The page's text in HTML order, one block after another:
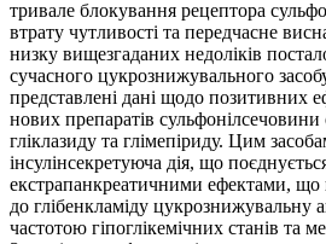
тривале блокування рецептора
втрату чутливості та передчасне
низку вищезгаданих недоліків
сучасного цукрознижувального
представлені дані щодо позитивних
нових препаратів
гліклазиду та глімепіриду. Цим
інсулінсекретуюча дія, що
екстрапанкреатичними ефектами, що
до глібенкламіду цукрознижувальну
частотою гіпоглікемічних станів та